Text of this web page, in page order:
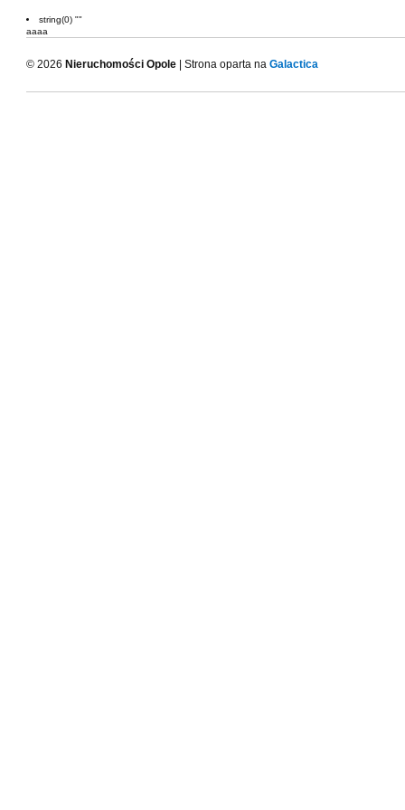
string(0) ""
aaaa
© 2026 Nieruchomości Opole | Strona oparta na Galactica